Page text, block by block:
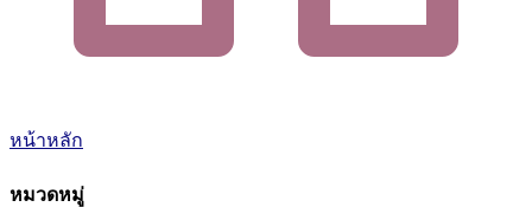
หน้าหลัก
หมวดหมู่